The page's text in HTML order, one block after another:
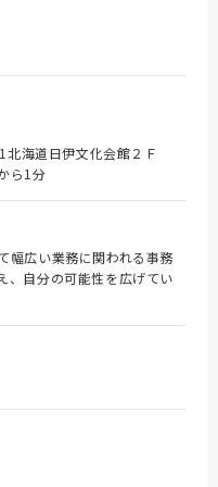
海道日伊文化会館２Ｆ
ら1分
幅広い業務に関われる事務
、自分の可能性を広げてい